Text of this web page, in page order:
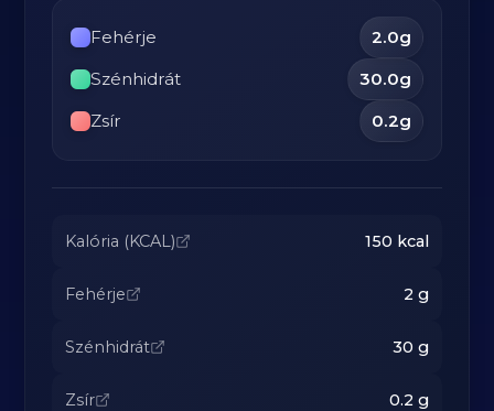
Fehérje 2.0g
Szénhidrát
30.0g
Zsír
0.2g
Kalória (KCAL) 150 kcal
Fehérje 2 g
Szénhidrát 30 g
Zsír 0.2 g